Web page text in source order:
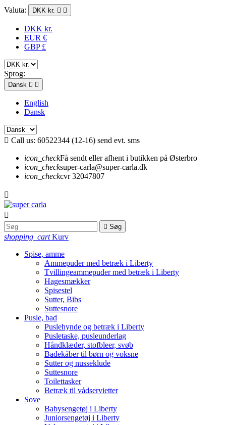
Valuta: DKK kr.  
DKK kr.
EUR €
GBP £
Sprog:
Dansk  
English
Dansk
 Call us: 60522344 (12-16) send evt. sms
icon_checkFå sendt eller afhent i butikken på Østerbro
icon_checksuper-carla@super-carla.dk
icon_checkcvr 32047807


 Søg
shopping_cart Kurv
Spise, amme
Ammepuder med betræk i Liberty
Tvillingeammepuder med betræk i Liberty
Hagesmækker
Spisestel
Sutter, Bibs
Suttesnore
Pusle, bad
Puslehynde og betræk i Liberty
Pusletaske, pusleunderlag
Håndklæder, stofbleer, svøb
Badekåber til børn og voksne
Sutter og nusseklude
Suttesnore
Toilettasker
Betræk til vådservietter
Sove
Babysengetøj i Liberty
Juniorsengetøj i Liberty